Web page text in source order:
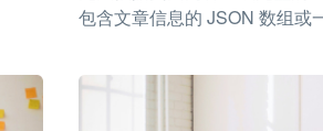
包含文章信息的 JSON 数组或